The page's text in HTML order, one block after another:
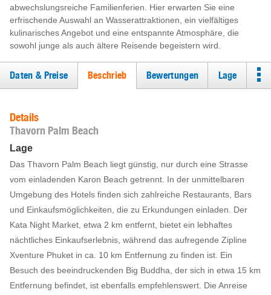
abwechslungsreiche Familienferien. Hier erwarten Sie eine
erfrischende Auswahl an Wasserattraktionen, ein vielfältiges
kulinarisches Angebot und eine entspannte Atmosphäre, die
sowohl junge als auch ältere Reisende begeistern wird.
Daten & Preise Beschrieb Bewertungen Lage
Details
Thavorn Palm Beach
Lage
Das Thavorn Palm Beach liegt günstig, nur durch eine Strasse
vom einladenden Karon Beach getrennt. In der unmittelbaren
Umgebung des Hotels finden sich zahlreiche Restaurants, Bars
und Einkaufsmöglichkeiten, die zu Erkundungen einladen. Der
Kata Night Market, etwa 2 km entfernt, bietet ein lebhaftes
nächtliches Einkaufserlebnis, während das aufregende Zipline
Xventure Phuket in ca. 10 km Entfernung zu finden ist. Ein
Besuch des beeindruckenden Big Buddha, der sich in etwa 15 km
Entfernung befindet, ist ebenfalls empfehlenswert. Die Anreise